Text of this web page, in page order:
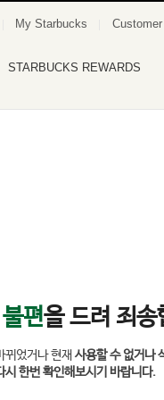
My Starbucks
STARBUCKS REWARDS
편을 드려 죄송
뀌었거나 현재 사용할 수 없거나
시 한번 확인해보시기 바랍니다.